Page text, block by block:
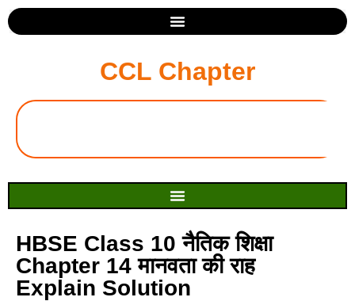
CCL Chapter
HBSE Class 10 नैतिक शिक्षा
Chapter 14 मानवता की राह
Explain Solution